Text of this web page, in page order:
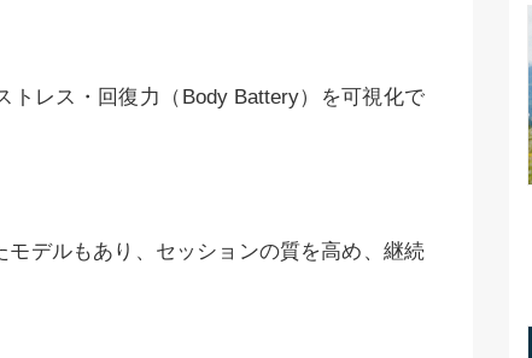
トレス・回復力（Body Battery）を可視化で
デルもあり、セッションの質を高め、継続